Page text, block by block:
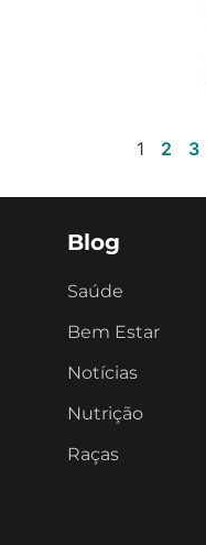
1 2 3
Blog
Saúde
Bem Estar
Notícias
Nutrição
Raças